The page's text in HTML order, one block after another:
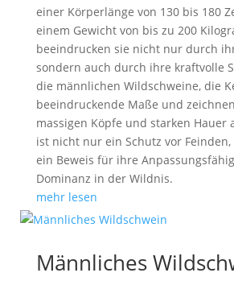
einer Körperlänge von 130 bis 180
einem Gewicht von bis zu 200
beeindrucken sie nicht nur durch
sondern auch durch ihre kraftvolle
die männlichen Wildschweine, die
beeindruckende Maße und
massigen Köpfe und starken Hauer
ist nicht nur ein Schutz vor
ein Beweis für ihre
Dominanz in der Wildnis.
mehr lesen
Männliches